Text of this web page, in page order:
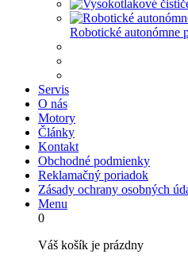
Robotické autonómne
Servis
O nás
Motory
Články
Kontakt
Obchodné podmienky
Reklamačný poriadok
Zásady ochrany osobných
Menu
0
Váš košík je prázdny